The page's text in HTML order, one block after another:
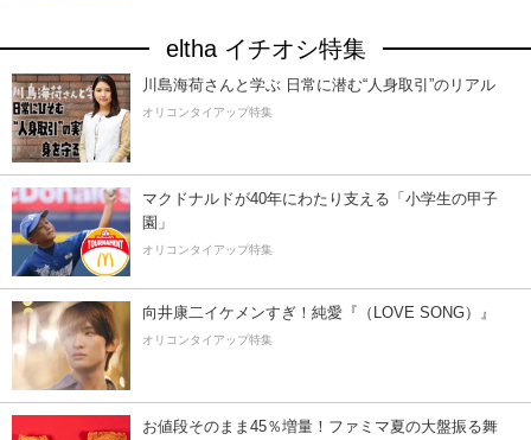
eltha イチオシ特集
川島海荷さんと学ぶ 日常に潜む“人身取引”のリアル
オリコンタイアップ特集
マクドナルドが40年にわたり支える「小学生の甲子
園」
オリコンタイアップ特集
向井康二イケメンすぎ！純愛『（LOVE SONG）』
オリコンタイアップ特集
お値段そのまま45％増量！ファミマ夏の大盤振る舞